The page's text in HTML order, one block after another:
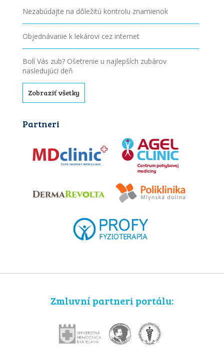
Nezabúdajte na dôležitú kontrolu znamienok
Objednávanie k lekárovi cez internet
Bolí Vás zub? Ošetrenie u najlepších zubárov
nasledujúci deň
Zobraziť všetky
Partneri
Zmluvní partneri portálu: